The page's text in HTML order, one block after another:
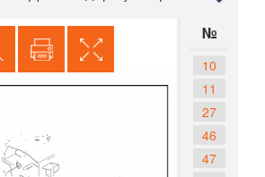
№
10
11
27
46
47